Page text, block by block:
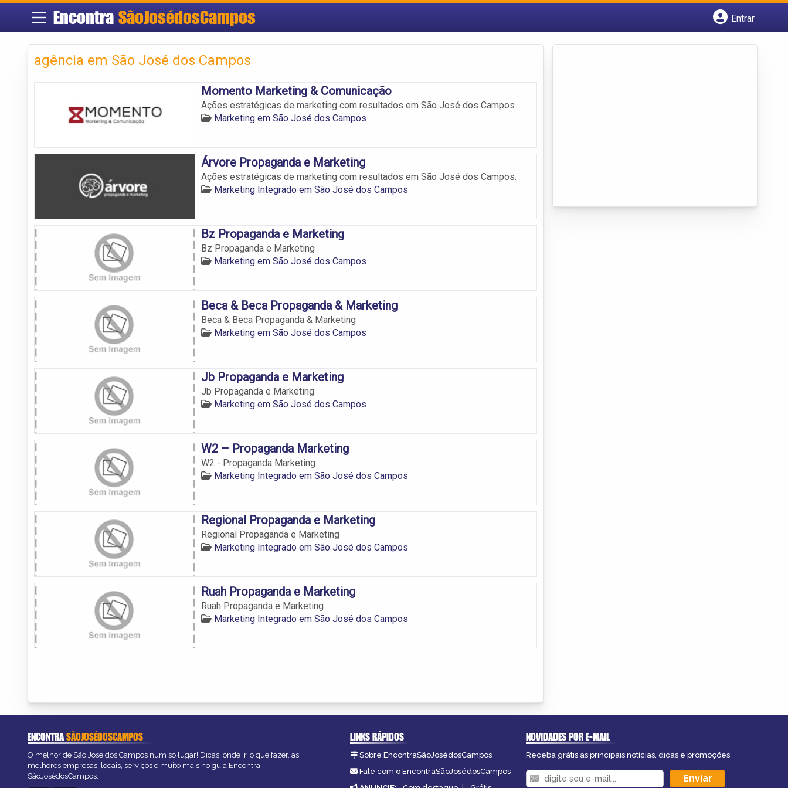
Encontra SãoJosédosCampos
Entrar
agência em São José dos Campos
Momento Marketing & Comunicação
Ações estratégicas de marketing com resultados em São José dos Campos
Marketing em São José dos Campos
Árvore Propaganda e Marketing
Ações estratégicas de marketing com resultados em São José dos Campos.
Marketing Integrado em São José dos Campos
Bz Propaganda e Marketing
Bz Propaganda e Marketing
Marketing em São José dos Campos
Beca & Beca Propaganda & Marketing
Beca & Beca Propaganda & Marketing
Marketing em São José dos Campos
Jb Propaganda e Marketing
Jb Propaganda e Marketing
Marketing em São José dos Campos
W2 – Propaganda Marketing
W2 - Propaganda Marketing
Marketing Integrado em São José dos Campos
Regional Propaganda e Marketing
Regional Propaganda e Marketing
Marketing Integrado em São José dos Campos
Ruah Propaganda e Marketing
Ruah Propaganda e Marketing
Marketing Integrado em São José dos Campos
ENCONTRASÃOJOSÉDOSCAMPOS
O melhor de São José dos Campos num só lugar! Dicas, onde ir, o que fazer, as
melhores empresas, locais, serviços e muito mais no guia Encontra
SãoJosédosCampos.
LINKS RÁPIDOS
Sobre EncontraSãoJosédosCampos
Fale com o EncontraSãoJosédosCampos
NOVIDADES POR E-MAIL
Receba grátis as principais notícias, dicas e promoções